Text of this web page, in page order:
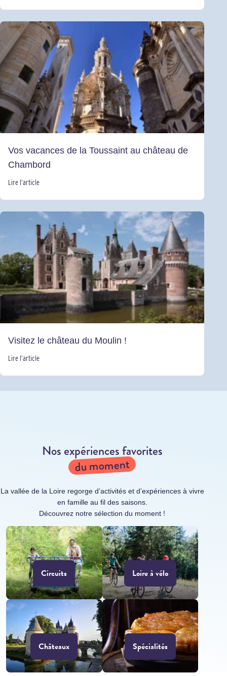
Vos vacances de la Toussaint au château de
Chambord
Lire l’article
Visitez le château du Moulin !
Lire l’article
Nos expériences favorites
du moment
La vallée de la Loire regorge d’activités et d’expériences à vivre
en famille au fil des saisons.
Découvrez notre sélection du moment !
Circuits Loire à vélo
Châteaux Spécialités